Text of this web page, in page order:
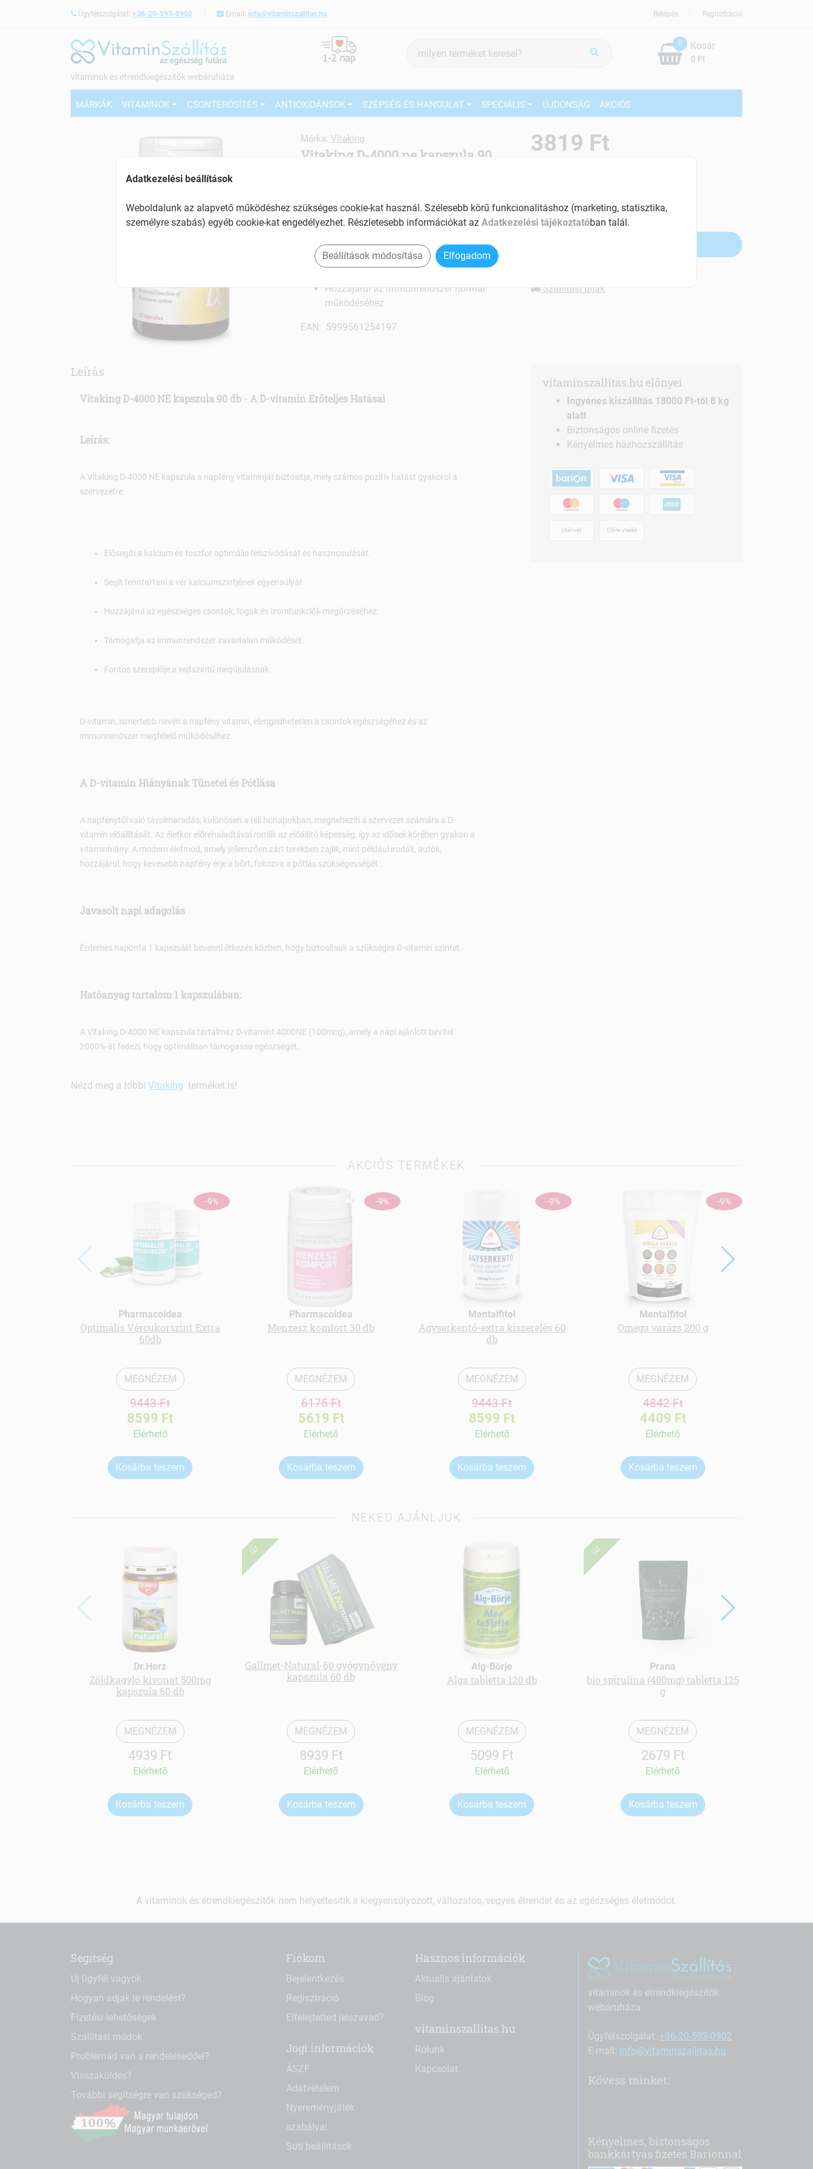
Ügyfélszolgálat: +36-20-593-0902 Email: info@vitaminszallitas.hu Regisztráció
Belépés
vitaminok és étrendkiegészítők webáruháza
keresés
0
0 Ft
Kosár
MÁRKÁK VITAMINOK CSONTERŐSÍTÉS ANTIOXIDÁNSOK SZÉPSÉG ÉS HANGULAT SPECIÁLIS ÚJDONSÁG AKCIÓS
Márka: Vitaking
Vitaking D-4000 ne kapszula 90
Tartalom: 90 db
Hozzájárul a kalcium és a foszfor normál
felszívódásához, hasznosulá­sához
Hozzájárul az immunrendszer normál
működéséhez
EAN: 5999561254197
3819 Ft
Elfogyott
Szállítási díjak
Leírás
Vitaking D-4000 NE kapszula 90 db - A D-vitamin Erőteljes Hatásai
Leírás:
A Vitaking D-4000 NE kapszula a napfény vitaminját biztosítja, mely számos pozitív hatást gyakorol a
szervezetre:
Elősegíti a kalcium és foszfor optimális felszívódását és hasznosulását.
Segít fenntartani a vér kalciumszintjének egyensúlyát.
Hozzájárul az egészséges csontok, fogak és izomfunkciók megőrzéséhez.
Támogatja az immunrendszer zavartalan működését.
Fontos szereplője a sejtszintű megújulásnak.
D-vitamin, ismertebb nevén a napfény vitamin, elengedhetetlen a csontok egészségéhez és az
immunrendszer megfelelő működéséhez.
A D-vitamin Hiányának Tünetei és Pótlása
A napfénytől való távolmaradás, különösen a téli hónapokban, megnehezíti a szervezet számára a D-
vitamin előállítását. Az életkor előrehaladtával romlik az előállító képesség, így az idősek körében gyakori a
vitaminhiány. A modern életmód, amely jellemzően zárt terekben zajlik, mint például irodák, autók,
hozzájárul, hogy kevesebb napfény érje a bőrt, fokozva a pótlás szükségességét.
Javasolt napi adagolás
Érdemes naponta 1 kapszulát bevenni étkezés közben, hogy biztosítsuk a szükséges D-vitamin szintet.
Hatóanyag tartalom 1 kapszulában:
A Vitaking D-4000 NE kapszula tartalmaz D-vitamint 4000NE (100mcg), amely a napi ajánlott bevitel
2000%-át fedezi, hogy optimálisan támogassa egészségét.
Nézd meg a többi Vitaking terméket is!
vitaminszallitas.hu előnyei
Ingyenes kiszállítás 18000 Ft-tól 8 kg
alatt
Biztonságos online fizetés
Kényelmes házhozszállítás
Utánvét Előre utalás
AKCIÓS TERMÉKEK
-9%
Pharmacoidea
Optimális Vércukorszint Extra
60db
MEGNÉZEM
9443 Ft
8599 Ft
Elérhetõ
Kosárba teszem
-9%
Pharmacoidea
Menzesz komfort 30 db
MEGNÉZEM
6175 Ft
5619 Ft
Elérhetõ
Kosárba teszem
-9%
Mentalfitol
Agyserkentő-extra kiszerelés 60
db
MEGNÉZEM
9443 Ft
8599 Ft
Elérhetõ
Kosárba teszem
-9%
Mentalfitol
Omega varázs 200 g
MEGNÉZEM
4842 Ft
4409 Ft
Elérhetõ
Kosárba teszem
NEKED AJÁNLJUK
Dr.Herz
Zöldkagyló kivonat 500mg
kapszula 60 db
MEGNÉZEM
4939 Ft
Elérhetõ
Kosárba teszem
ÚJ
Gallmet-Natural-60 gyógynövény
kapszula 60 db
MEGNÉZEM
8939 Ft
Elérhetõ
Kosárba teszem
Alg-Börje
Alga tabletta 120 db
MEGNÉZEM
5099 Ft
Elérhetõ
Kosárba teszem
ÚJ
Prana
bio spirulina (400mg) tabletta 125
g
MEGNÉZEM
2679 Ft
Elérhetõ
Kosárba teszem
A vitaminok és étrendkiegészítők nem helyettesítik a kiegyensúlyozott, változatos, vegyes étrendet és az egészséges életmódot.
Segítség
Új ügyfél vagyok
Hogyan adjak le rendelést?
Fizetési lehetőségek
Szállítási módok
Problémád van a rendeléseddel?
Visszaküldés?
További segítségre van szükséged?
Fiókom
Bejelentkezés
Regisztráció
Elfelejtetted jelszavad?
Jogi információk
ÁSZF
Adatvételem
Nyereményjáték
szabályai
Süti beállítások
Hasznos információk
Aktuális ajánlatok
Blog
vitaminszallitas.hu
Rólunk
Kapcsolat
vitaminok és étrendkiegészítők
webáruháza
Ügyfélszolgálat: +36-20-593-0902
E-mail: info@vitaminszallitas.hu
Kövess minket:
Kényelmes, biztonságos
bankkártyás fizetés Barionnal
Adatkezelési beállítások
Weboldalunk az alapvető működéshez szükséges cookie-kat használ. Szélesebb körű funkcionalitáshoz (marketing, statisztika,
személyre szabás) egyéb cookie-kat engedélyezhet. Részletesebb információkat az Adatkezelési tájékoztatóban talál.
Beállítások módosítása Elfogadom